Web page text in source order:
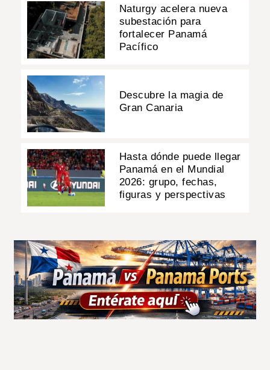
Naturgy acelera nueva
subestación para
fortalecer Panamá
Pacífico
Descubre la magia de
Gran Canaria
Hasta dónde puede llegar
Panamá en el Mundial
2026: grupo, fechas,
figuras y perspectivas